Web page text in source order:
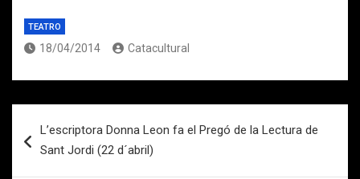
TEATRO
18/04/2014 Catacultural
de
L’escriptora Donna Leon fa el Pregó de la Lectura de
Sant Jordi (22 d´abril)